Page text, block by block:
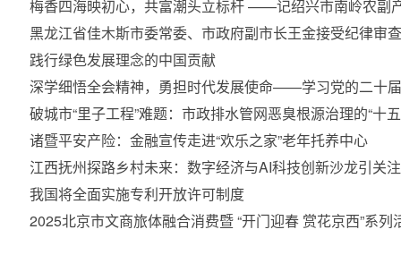
梅香四海映初心，共富潮头立标杆 ——记绍兴市南岭农副
黑龙江省佳木斯市委常委、市政府副市长王金接受纪律审
践行绿色发展理念的中国贡献
深学细悟全会精神，勇担时代发展使命——学习党的二十
破城市“里子工程”难题：市政排水管网恶臭根源治理的“
诸暨平安产险：金融宣传走进“欢乐之家”老年托养中心
江西抚州探路乡村未来：数字经济与AI科技创新沙龙引关注
我国将全面实施专利开放许可制度
2025北京市文商旅体融合消费暨 “开门迎春 赏花京西”系